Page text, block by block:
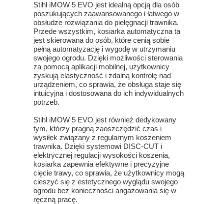
Stihl iMOW 5 EVO jest idealną opcją dla osób
poszukujących zaawansowanego i łatwego w
obsłudze rozwiązania do pielęgnacji trawnika.
Przede wszystkim, kosiarka automatyczna ta
jest skierowana do osób, które cenią sobie
pełną automatyzację i wygodę w utrzymaniu
swojego ogrodu. Dzięki możliwości sterowania
za pomocą aplikacji mobilnej, użytkownicy
zyskują elastyczność i zdalną kontrolę nad
urządzeniem, co sprawia, że obsługa staje się
intuicyjna i dostosowana do ich indywidualnych
potrzeb.
Stihl iMOW 5 EVO jest również dedykowany
tym, którzy pragną zaoszczędzić czas i
wysiłek związany z regularnym koszeniem
trawnika. Dzięki systemowi DISC-CUT i
elektrycznej regulacji wysokości koszenia,
kosiarka zapewnia efektywne i precyzyjne
cięcie trawy, co sprawia, że użytkownicy mogą
cieszyć się z estetycznego wyglądu swojego
ogrodu bez konieczności angażowania się w
ręczną pracę.